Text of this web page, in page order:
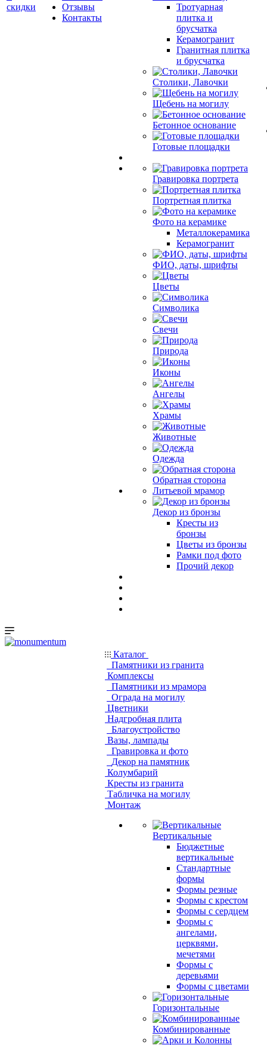
скидки
Отзывы
Контакты
Тротуарная
плитка и
брусчатка
Керамогранит
Гранитная плитка
и брусчатка
Столики, Лавочки
Щебень на могилу
Бетонное основание
Готовые площадки
Гравировка портрета
Портретная плитка
Фото на керамике
Металлокерамика
Керамогранит
ФИО, даты, шрифты
Цветы
Символика
Свечи
Природа
Иконы
Ангелы
Храмы
Животные
Одежда
Обратная сторона
Литьевой мрамор
Декор из бронзы
Кресты из
бронзы
Цветы из бронзы
Рамки под фото
Прочий декор
Каталог
Памятники из гранита
Комплексы
Памятники из мрамора
Ограда на могилу
Цветники
Надгробная плита
Благоустройство
Вазы, лампады
Гравировка и фото
Декор на памятник
Колумбарий
Кресты из гранита
Табличка на могилу
Монтаж
Вертикальные
Бюджетные
вертикальные
Стандартные
формы
Формы резные
Формы с крестом
Формы с сердцем
Формы с
ангелами,
церквями,
мечетями
Формы с
деревьями
Формы с цветами
Горизонтальные
Комбинированные